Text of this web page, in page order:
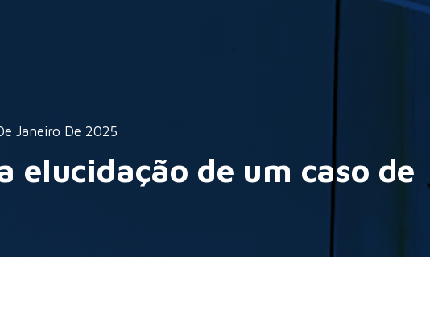
Janeiro De 2025
elucidação de um caso de